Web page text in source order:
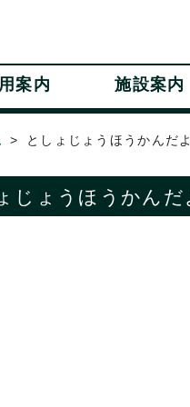
案内 施設案内
としょじょうほうかんだ
じょうほうかんだ